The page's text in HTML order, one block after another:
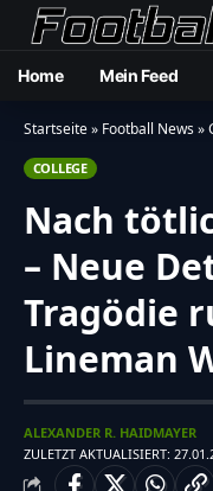
Home Mein Feed
Startseite» Football News»
COLLEGE
Nach
– Neue
Tragödie
Lineman
ZULETZT AKTUALISIERT:
ALEXANDER R. HAIDMAYER